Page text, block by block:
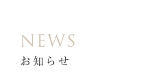
NEWS
お知らせ